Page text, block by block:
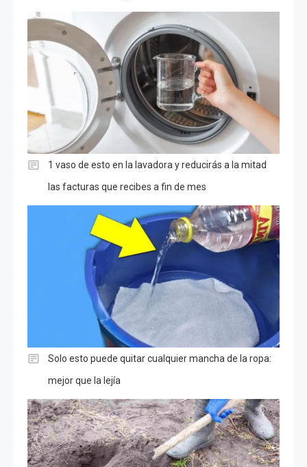
1 vaso de esto en la lavadora y reducirás a la mitad
las facturas que recibes a fin de mes
Solo esto puede quitar cualquier mancha de la ropa:
mejor que la lejía